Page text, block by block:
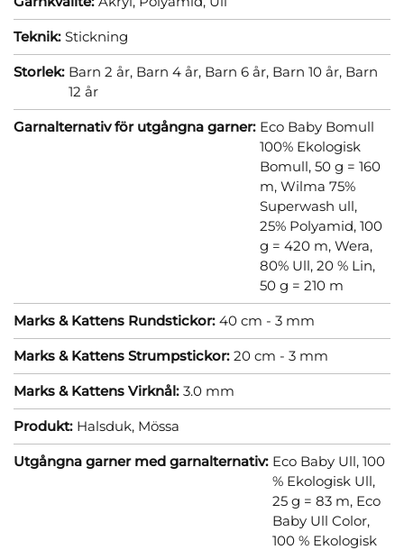
Teknik: Stickning
Storlek: Barn 2 år, Barn 4 år, Barn 6 år, Barn 10 år, Barn
12 år
Garnalternativ för utgångna garner: Eco Baby Bomull
100% Ekologisk
Bomull, 50 g = 160
m, Wilma 75%
Superwash ull,
25% Polyamid, 100
g = 420 m, Wera,
80% Ull, 20 % Lin,
50 g = 210 m
Marks & Kattens Rundstickor: 40 cm - 3 mm
Marks & Kattens Strumpstickor: 20 cm - 3 mm
Marks & Kattens Virknål: 3.0 mm
Produkt: Halsduk, Mössa
Utgångna garner med garnalternativ: Eco Baby Ull, 100
% Ekologisk Ull,
25 g = 83 m, Eco
Baby Ull Color,
100 % Ekologisk